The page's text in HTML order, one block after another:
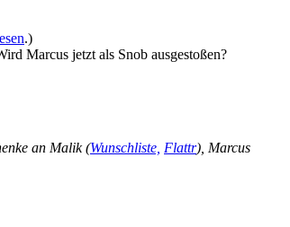
.)
Marcus jetzt als Snob ausgestoßen?
an Malik (Wunschliste, Flattr), Marcus